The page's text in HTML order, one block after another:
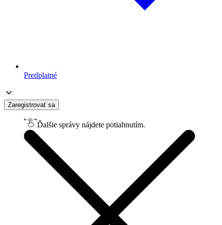
Predplatné
Zaregistrovať sa
Ďalšie správy nájdete potiahnutím.